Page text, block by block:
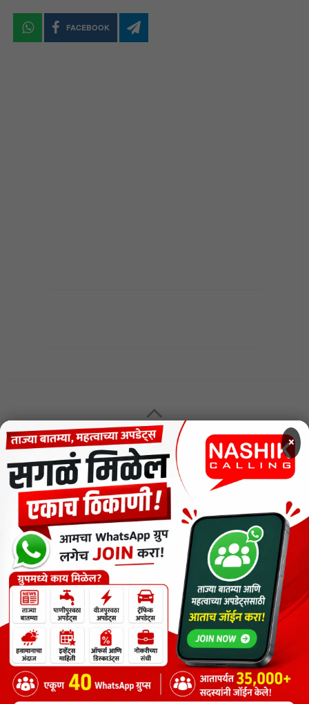
FACEBOOK
MENU
CODE OF ETHICS FOR DIGITAL NEWS WEBSITES
Contact Us
Privacy Policy
Short News
ThemeNcode PDF Viewer SC [Do not Delete]
वाचकांना विनम्र सूचना
Nashik Calling - Nashik News in MarathiCopyright © 2026.Copyrights
×